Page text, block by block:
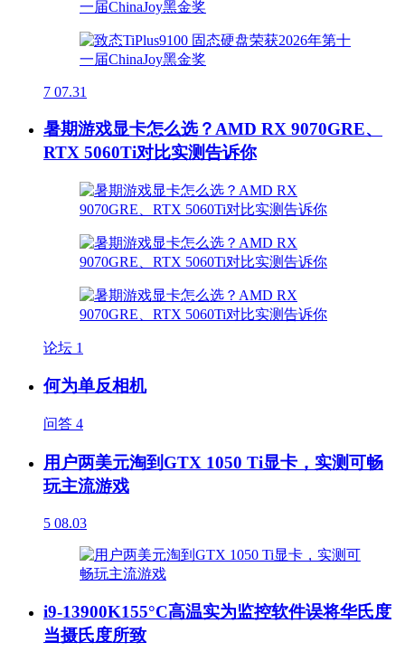
7 07.31
暑期游戏显卡怎么选？AMD RX 9070GRE、
RTX 5060Ti对比实测告诉你
论坛 1
何为单反相机
问答 4
用户两美元淘到GTX 1050 Ti显卡，实测可畅
玩主流游戏
5 08.03
i9-13900K155°C高温实为监控软件误将华氏度
当摄氏度所致